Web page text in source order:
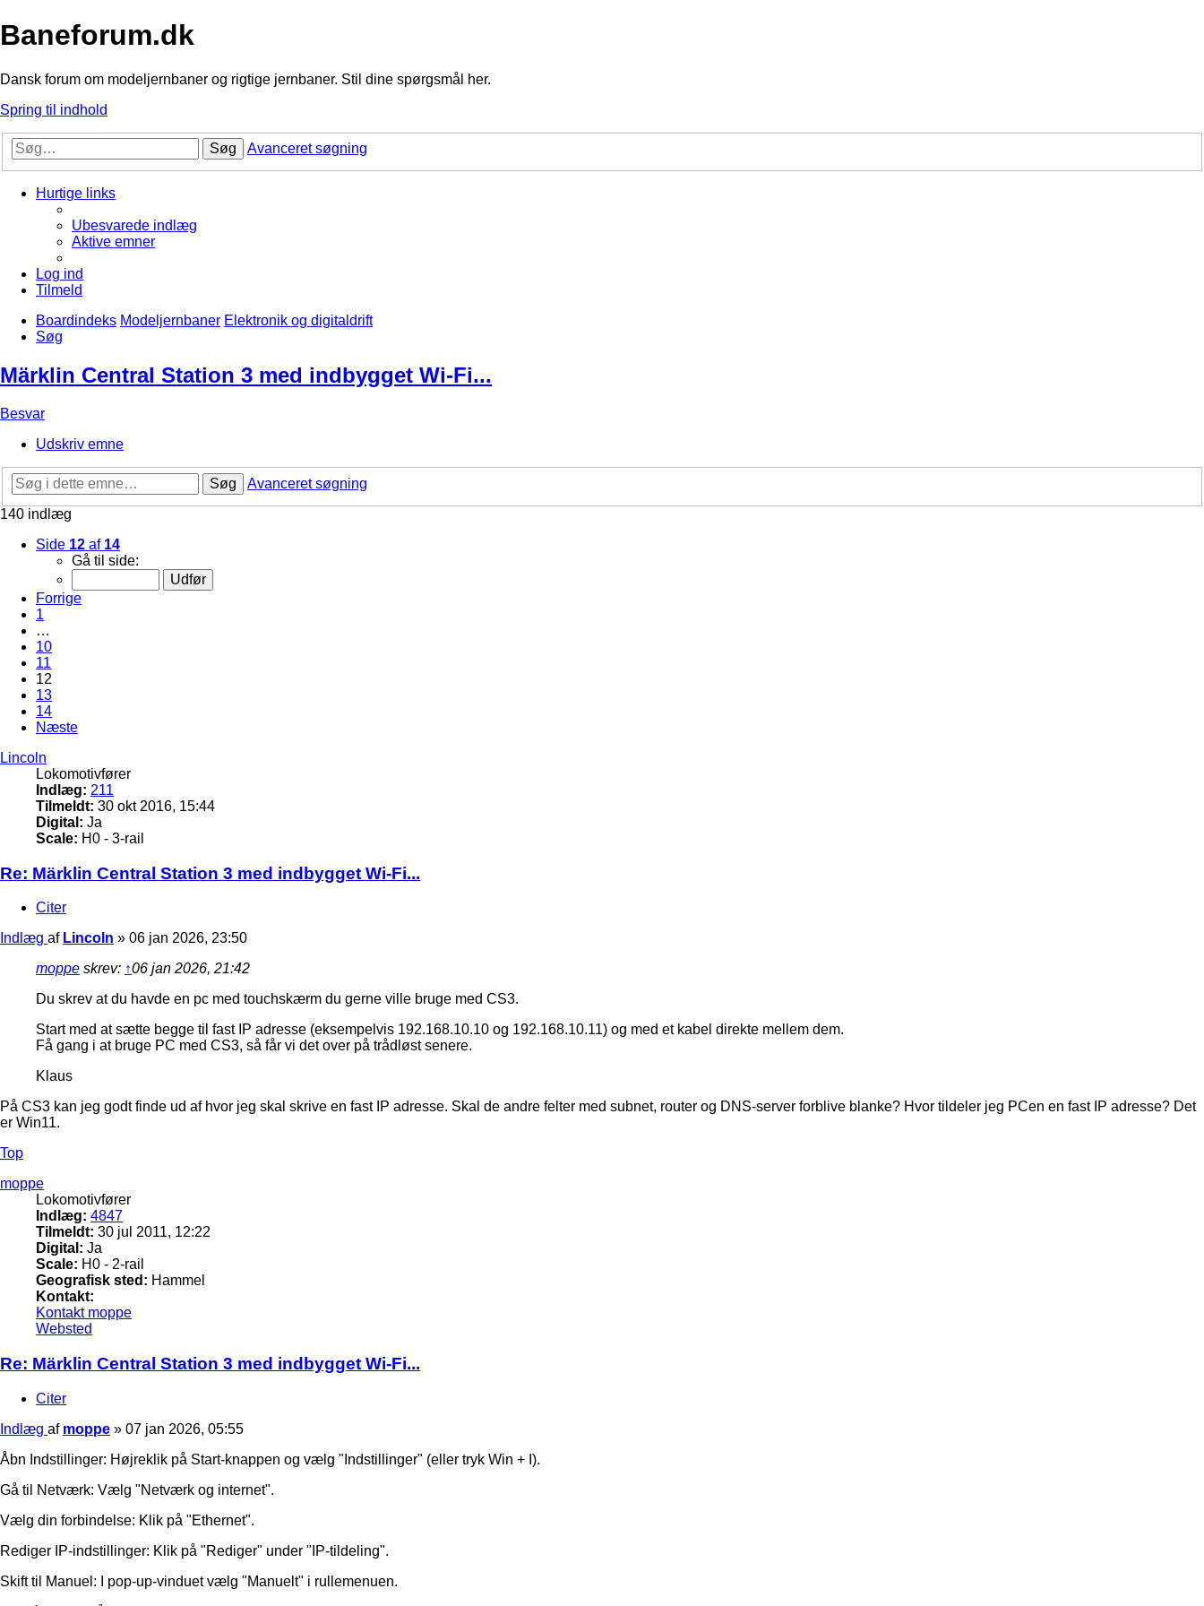
Baneforum.dk
Dansk forum om modeljernbaner og rigtige jernbaner. Stil dine spørgsmål her.
Spring til indhold
Søg Avanceret søgning
Hurtige links
Ubesvarede indlæg
Aktive emner
Log ind
Tilmeld
Boardindeks Modeljernbaner Elektronik og digitaldrift
Søg
Märklin Central Station 3 med indbygget Wi-Fi...
Besvar
Udskriv emne
Søg
Avanceret søgning
140 indlæg
Side 12 af 14
Gå til side:
Forrige
1
…
10
11
12
13
14
Næste
Lincoln
Lokomotivfører
Indlæg: 211
Tilmeldt: 30 okt 2016, 15:44
Digital: Ja
Scale: H0 - 3-rail
Re: Märklin Central Station 3 med indbygget Wi-Fi...
Citer
Indlæg af Lincoln » 06 jan 2026, 23:50
moppe skrev: ↑06 jan 2026, 21:42
Du skrev at du havde en pc med touchskærm du gerne ville bruge med CS3.
Start med at sætte begge til fast IP adresse (eksempelvis 192.168.10.10 og 192.168.10.11) og med et kabel direkte mellem dem.
Få gang i at bruge PC med CS3, så får vi det over på trådløst senere.
Klaus
På CS3 kan jeg godt finde ud af hvor jeg skal skrive en fast IP adresse. Skal de andre felter med subnet, router og DNS-server forblive blanke? Hvor tildeler jeg PCen en fast IP adresse? Det
er Win11.
Top
moppe
Lokomotivfører
Indlæg: 4847
Tilmeldt: 30 jul 2011, 12:22
Digital: Ja
Scale: H0 - 2-rail
Geografisk sted: Hammel
Kontakt:
Kontakt moppe
Websted
Re: Märklin Central Station 3 med indbygget Wi-Fi...
Citer
Indlæg af moppe » 07 jan 2026, 05:55
Åbn Indstillinger: Højreklik på Start-knappen og vælg "Indstillinger" (eller tryk Win + I).
Gå til Netværk: Vælg "Netværk og internet".
Vælg din forbindelse: Klik på "Ethernet".
Rediger IP-indstillinger: Klik på "Rediger" under "IP-tildeling".
Skift til Manuel: I pop-up-vinduet vælg "Manuelt" i rullemenuen.